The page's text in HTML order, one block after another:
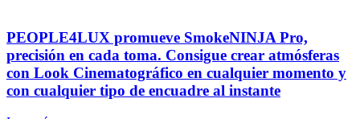
PEOPLE4LUX promueve SmokeNINJA Pro,
precisión en cada toma. Consigue crear atmósferas
con Look Cinematográfico en cualquier momento y
con cualquier tipo de encuadre al instante